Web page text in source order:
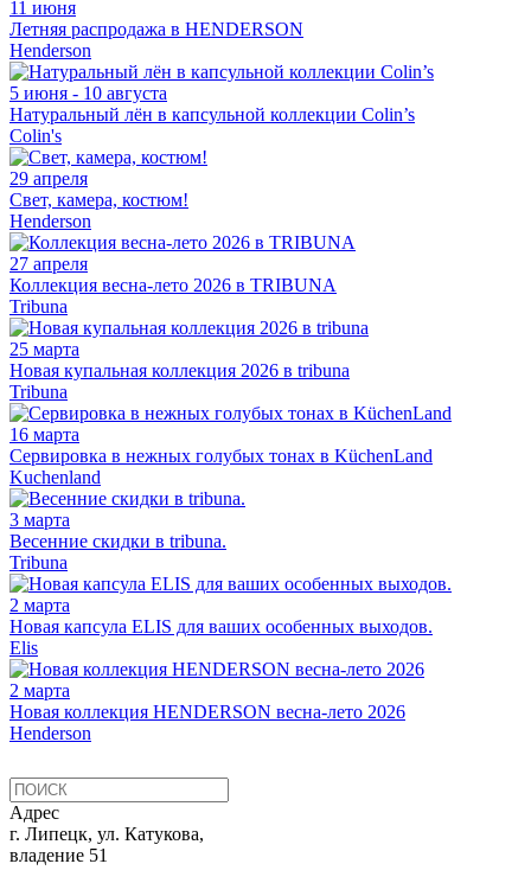
11 июня
Летняя распродажа в HENDERSON
Henderson
5 июня - 10 августа
Натуральный лён в капсульной коллекции Colin’s
Colin's
29 апреля
Свет, камера, костюм!
Henderson
27 апреля
Коллекция весна-лето 2026 в TRIBUNA
Tribuna
25 марта
Новая купальная коллекция 2026 в tribuna
Tribuna
16 марта
Сервировка в нежных голубых тонах в KüchenLand
Kuchenland
3 марта
Весенние скидки в tribuna.
Tribuna
2 марта
Новая капсула ELIS для ваших особенных выходов.
Elis
2 марта
Новая коллекция HENDERSON весна-лето 2026
Henderson
Адрес
г. Липецк, ул. Катукова,
владение 51